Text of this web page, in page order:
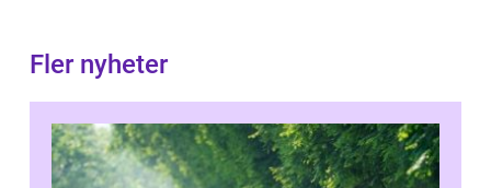
Fler nyheter